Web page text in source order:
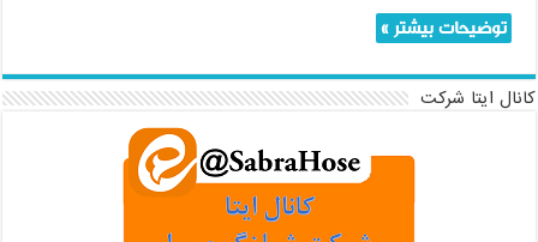
توضیحات بیشتر »
کانال ایتا شرکت